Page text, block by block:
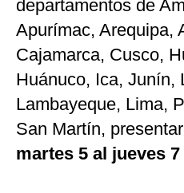
departamentos de
Apurímac, Arequipa,
Cajamarca, Cusco,
Huánuco, Ica, Junín,
Lambayeque, Lima,
San Martín,
martes 5 al jueves